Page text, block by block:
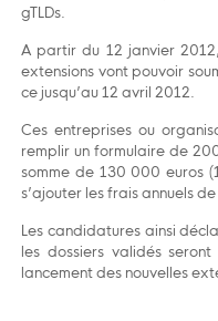
gTLDs.
A partir du 12 janvier
extensions vont pouvoir
ce jusqu’au 12 avril 2012.
Ces entreprises ou
remplir un formulaire de
somme de 130 000 euros
s’ajouter les frais annuels
Les candidatures ainsi
les dossiers validés
lancement des nouvelles